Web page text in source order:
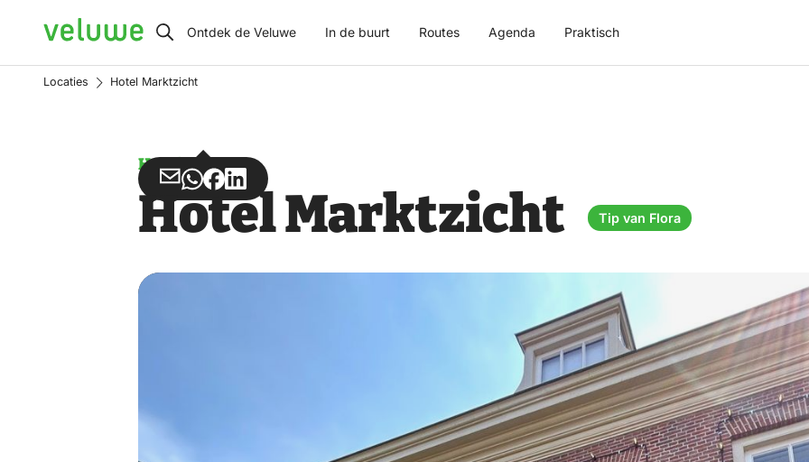
Veluwe Ontdek de Veluwe In de buurt Routes Agenda Praktisch
Locaties Hotel Marktzicht
Hotel
Deel
via
Deel
via
Deel
op
Deel
op
Hotel Marktzicht Tip van Flora